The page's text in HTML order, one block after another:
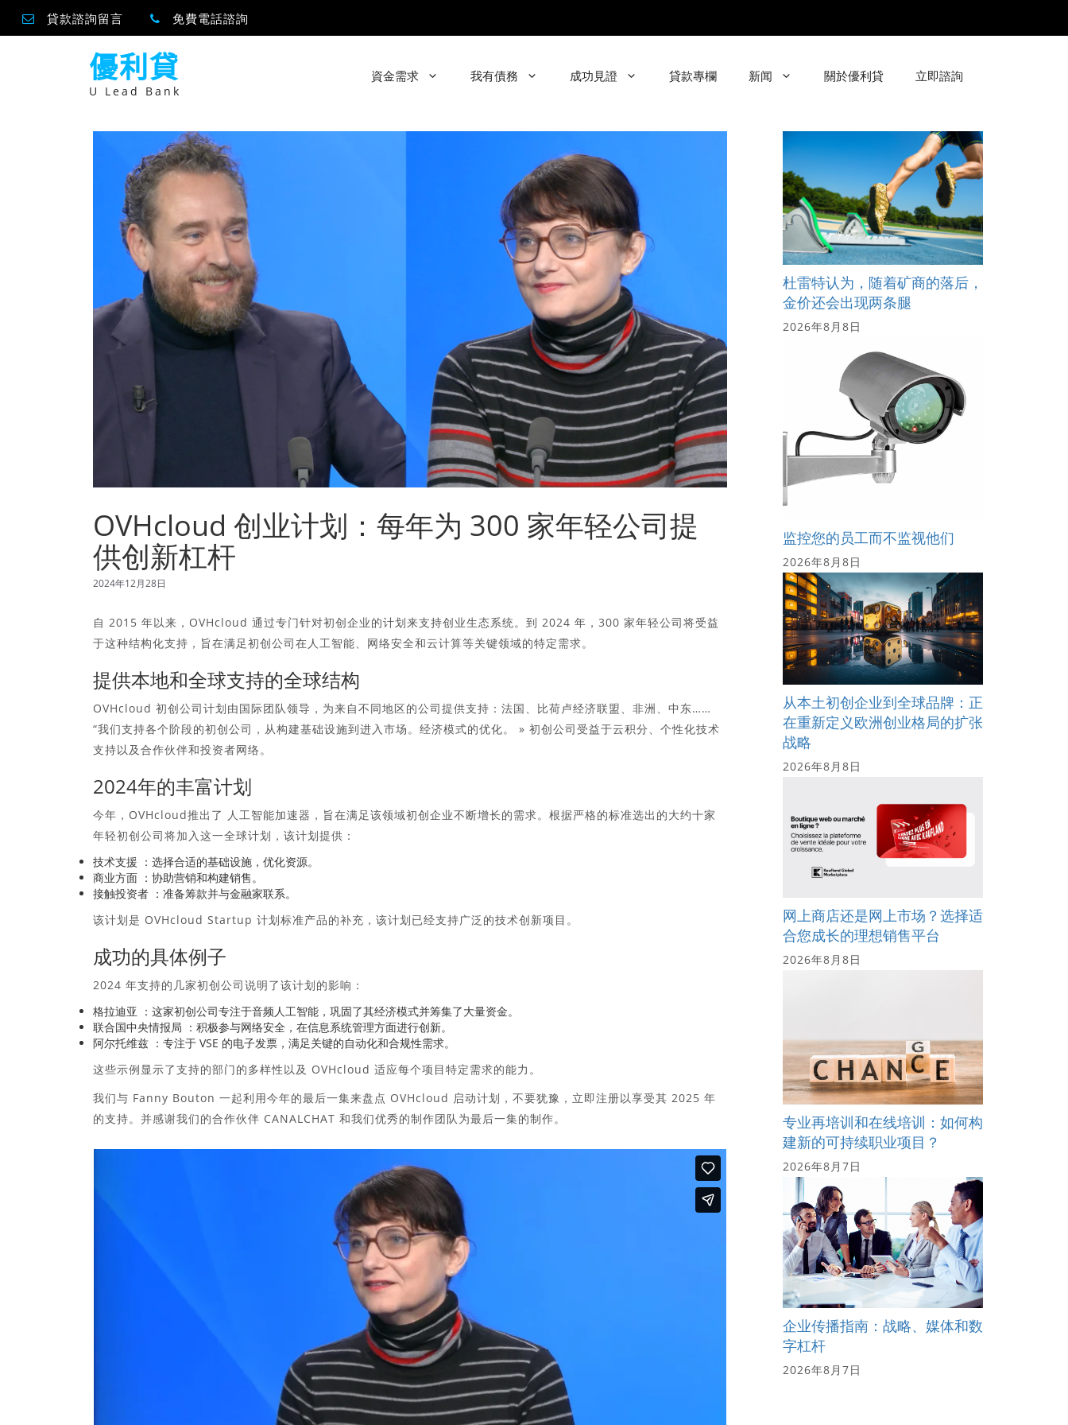
貸款諮詢留言 免費電話諮詢
優利貸
U Lead Bank
資金需求 我有債務 成功見證 貸款專欄 新闻 關於優利貸 立即諮詢
OVHcloud 创业计划：每年为 300 家年轻公司提
供创新杠杆
2024年12月28日
自 2015 年以来，OVHcloud 通过专门针对初创企业的计划来支持创业生态系统。到 2024 年，300 家年轻公司将受益
于这种结构化支持，旨在满足初创公司在人工智能、网络安全和云计算等关键领域的特定需求。
提供本地和全球支持的全球结构
OVHcloud 初创公司计划由国际团队领导，为来自不同地区的公司提供支持：法国、比荷卢经济联盟、非洲、中东……
“我们支持各个阶段的初创公司，从构建基础设施到进入市场。经济模式的优化。 » 初创公司受益于云积分、个性化技术
支持以及合作伙伴和投资者网络。
2024年的丰富计划
今年，OVHcloud推出了 人工智能加速器 ，旨在满足该领域初创企业不断增长的需求。根据严格的标准选出的大约十家
年轻初创公司将加入这一全球计划，该计划提供：
技术支援 ：选择合适的基础设施，优化资源。
商业方面 ：协助营销和构建销售。
接触投资者 ：准备筹款并与金融家联系。
该计划是 OVHcloud Startup 计划标准产品的补充，该计划已经支持广泛的技术创新项目。
成功的具体例子
2024 年支持的几家初创公司说明了该计划的影响：
格拉迪亚 ：这家初创公司专注于音频人工智能，巩固了其经济模式并筹集了大量资金。
联合国中央情报局 ：积极参与网络安全，在信息系统管理方面进行创新。
阿尔托维兹 ：专注于 VSE 的电子发票，满足关键的自动化和合规性需求。
这些示例显示了支持的部门的多样性以及 OVHcloud 适应每个项目特定需求的能力。
我们与 Fanny Bouton 一起利用今年的最后一集来盘点 OVHcloud 启动计划，不要犹豫，立即注册以享受其 2025 年
的支持。并感谢我们的合作伙伴 CANALCHAT 和我们优秀的制作团队为最后一集的制作。
杜雷特认为，随着矿商的落后，
金价还会出现两条腿
2026年8月8日
监控您的员工而不监视他们
2026年8月8日
从本土初创企业到全球品牌：正
在重新定义欧洲创业格局的扩张
战略
2026年8月8日
网上商店还是网上市场？选择适
合您成长的理想销售平台
2026年8月8日
专业再培训和在线培训：如何构
建新的可持续职业项目？
2026年8月7日
企业传播指南：战略、媒体和数
字杠杆
2026年8月7日